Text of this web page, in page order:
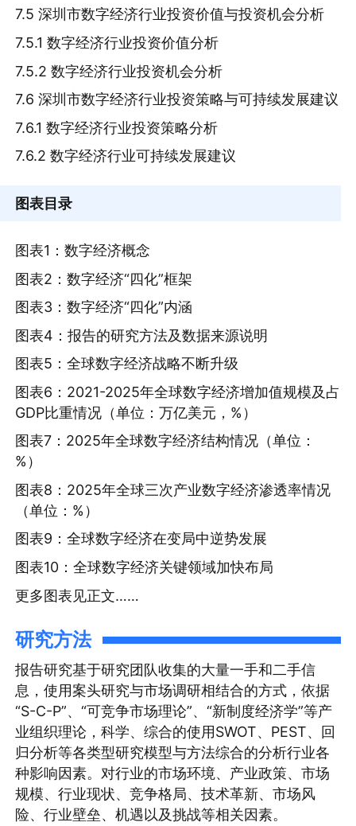
7.5 深圳市数字经济行业投资价值与投资机会分析
7.5.1 数字经济行业投资价值分析
7.5.2 数字经济行业投资机会分析
7.6 深圳市数字经济行业投资策略与可持续发展建议
7.6.1 数字经济行业投资策略分析
7.6.2 数字经济行业可持续发展建议
图表目录
图表1：数字经济概念
图表2：数字经济“四化”框架
图表3：数字经济“四化”内涵
图表4：报告的研究方法及数据来源说明
图表5：全球数字经济战略不断升级
图表6：2021-2025年全球数字经济增加值规模及占
GDP比重情况（单位：万亿美元，%）
图表7：2025年全球数字经济结构情况（单位：
%）
图表8：2025年全球三次产业数字经济渗透率情况
（单位：%）
图表9：全球数字经济在变局中逆势发展
图表10：全球数字经济关键领域加快布局
更多图表见正文……
研究方法
报告研究基于研究团队收集的大量一手和二手信
息，使用案头研究与市场调研相结合的方式，依据
“S-C-P”、“可竞争市场理论”、“新制度经济学”等产
业组织理论，科学、综合的使用SWOT、PEST、回
归分析等各类型研究模型与方法综合的分析行业各
种影响因素。对行业的市场环境、产业政策、市场
规模、行业现状、竞争格局、技术革新、市场风
险、行业壁垒、机遇以及挑战等相关因素。